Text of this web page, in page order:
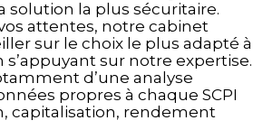
solution la plus sécuritaire.
attentes, notre cabinet
sur le choix le plus adapté à
sur notre expertise.
d’une analyse
propres à chaque SCPI
capitalisation, rendement